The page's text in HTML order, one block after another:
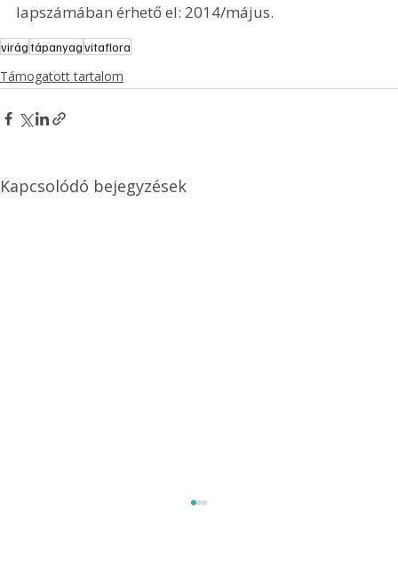
lapszámában érhető el: 2014/május.
virágtápanyagvitaflora
Támogatott tartalom
Kapcsolódó bejegyzések